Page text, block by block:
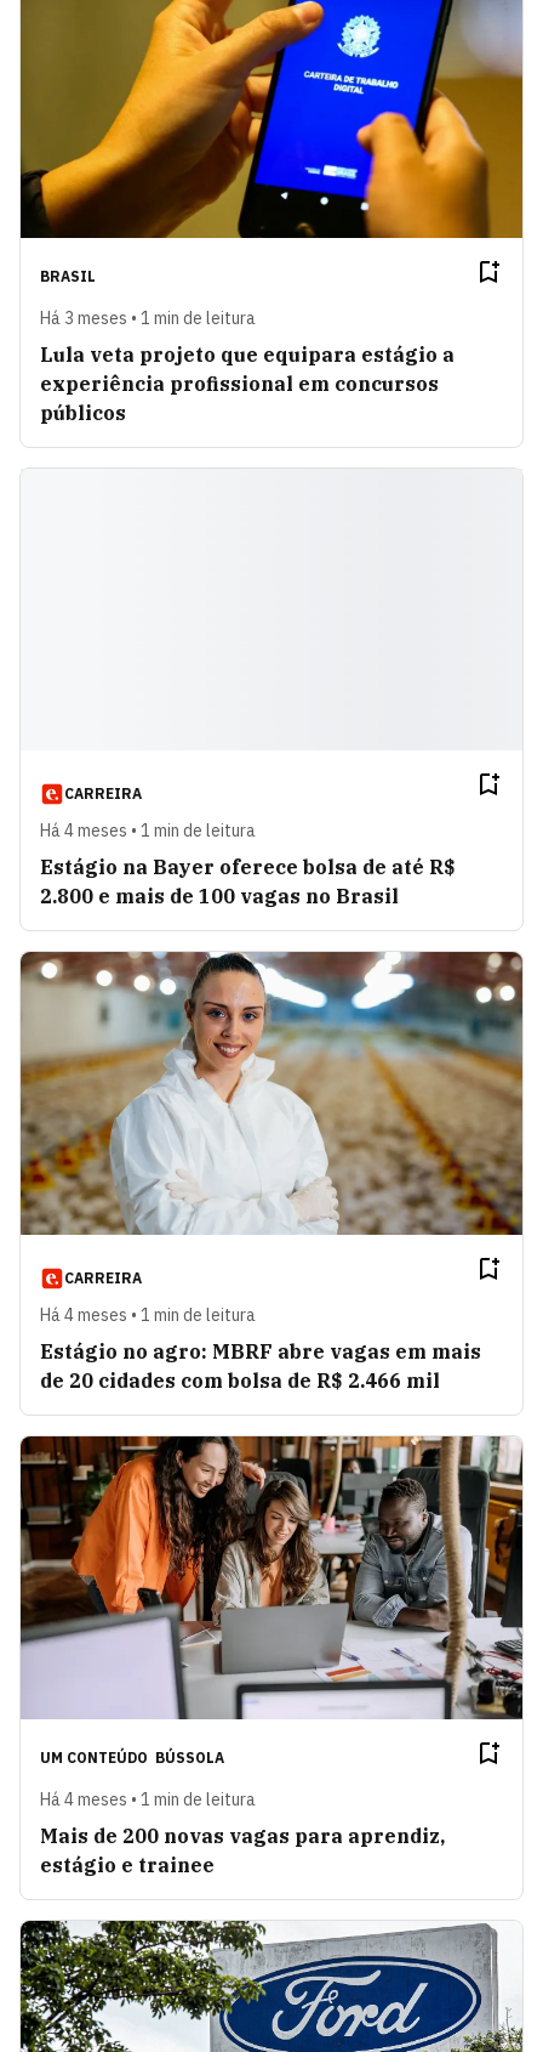
BRASIL
Há 3 meses • 1 min de leitura
Lula veta projeto que equipara estágio a
experiência profissional em concursos
públicos
CARREIRA
Há 4 meses • 1 min de leitura
Estágio na Bayer oferece bolsa de até R$
2.800 e mais de 100 vagas no Brasil
CARREIRA
Há 4 meses • 1 min de leitura
Estágio no agro: MBRF abre vagas em mais
de 20 cidades com bolsa de R$ 2.466 mil
UM CONTEÚDO BÚSSOLA
Há 4 meses • 1 min de leitura
Mais de 200 novas vagas para aprendiz,
estágio e trainee